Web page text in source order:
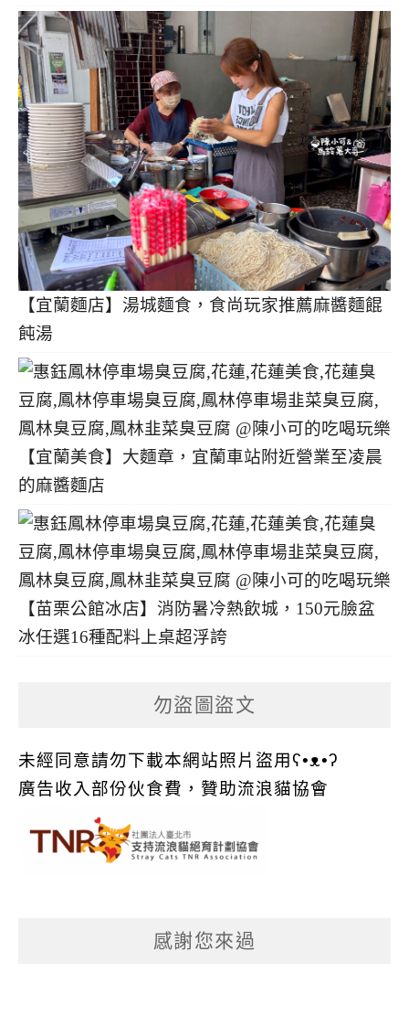
【宜蘭麵店】湯城麵食，食尚玩家推薦麻醬麵餛
飩湯
【宜蘭美食】大麵章，宜蘭車站附近營業至凌晨
的麻醬麵店
【苗栗公館冰店】消防暑冷熱飲城，150元臉盆
冰任選16種配料上桌超浮誇
勿盜圖盜文
未經同意請勿下載本網站照片盜用ʕ•ᴥ•ʔ
廣告收入部份伙食費，贊助流浪貓協會
感謝您來過